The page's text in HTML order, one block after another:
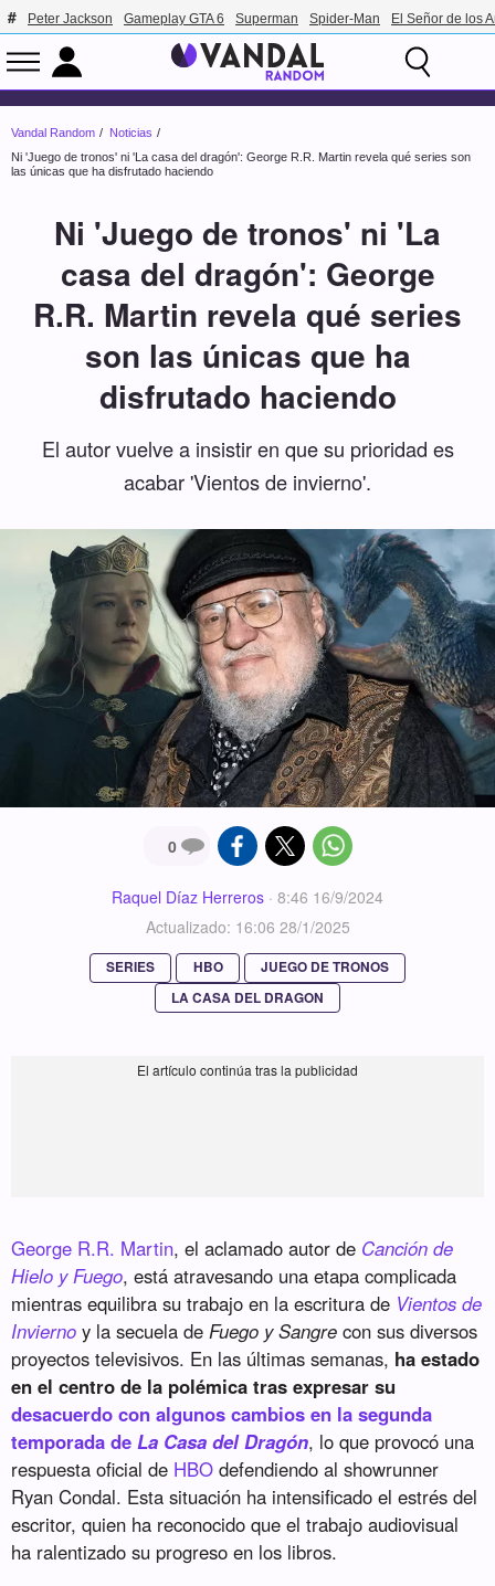
Peter Jackson Gameplay GTA 6 Superman Spider-Man El Señor de los
Vandal Random
Noticias
Ni 'Juego de tronos' ni 'La casa del dragón': George R.R. Martin revela qué series son
las únicas que ha disfrutado haciendo
Ni 'Juego de tronos' ni 'La
casa del dragón': George
R.R. Martin revela qué series
son las únicas que ha
disfrutado haciendo
El autor vuelve a insistir en que su prioridad es
acabar 'Vientos de invierno'.
0
Raquel Díaz Herreros · 8:46 16/9/2024
Actualizado: 16:06 28/1/2025
SERIES HBO
JUEGO DE TRONOS
LA CASA DEL DRAGON
George R.R. Martin, el aclamado autor de Canción de
Hielo y Fuego, está atravesando una etapa complicada
mientras equilibra su trabajo en la escritura de Vientos de
Invierno y la secuela deFuego y Sangre con sus diversos
proyectos televisivos. En las últimas semanas, ha estado
en el centro de la polémica tras expresar su
desacuerdo con algunos cambios en la segunda
temporada deLa Casa del Dragón, lo que provocó una
respuesta oficial de HBO defendiendo al showrunner
Ryan Condal. Esta situación ha intensificado el estrés del
escritor, quien ha reconocido que el trabajo audiovisual
ha ralentizado su progreso en los libros.